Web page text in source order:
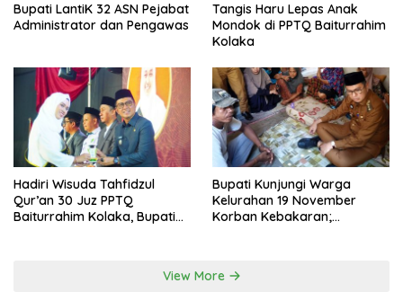
Bupati LantiK 32 ASN Pejabat
Administrator dan Pengawas
Tangis Haru Lepas Anak
Mondok di PPTQ Baiturrahim
Kolaka
Hadiri Wisuda Tahfidzul
Qur’an 30 Juz PPTQ
Baiturrahim Kolaka, Bupati
Bupati Kunjungi Warga
Kelurahan 19 November
Korban Kebakaran;
View More